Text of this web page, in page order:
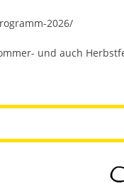
2026/
und auch